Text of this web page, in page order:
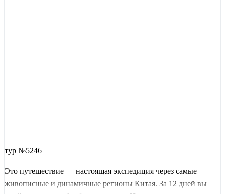
тур №5246
Это путешествие — настоящая экспедиция через самые
живописные и динамичные регионы Китая. За 12 дней вы